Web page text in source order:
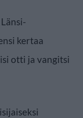
kertaa
otti ja vangitsi